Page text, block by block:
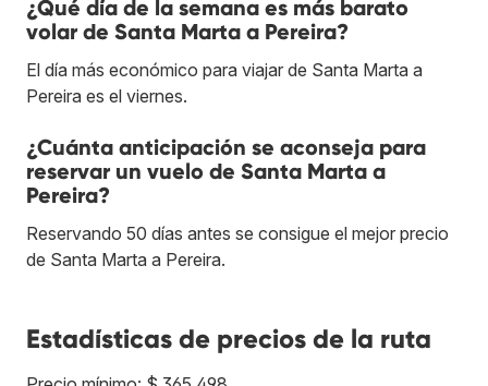
¿Qué día de la semana es más barato
volar de Santa Marta a Pereira?
El día más económico para viajar de Santa Marta a
Pereira es el viernes.
¿Cuánta anticipación se aconseja para
reservar un vuelo de Santa Marta a
Pereira?
Reservando 50 días antes se consigue el mejor precio
de Santa Marta a Pereira.
Estadísticas de precios de la ruta